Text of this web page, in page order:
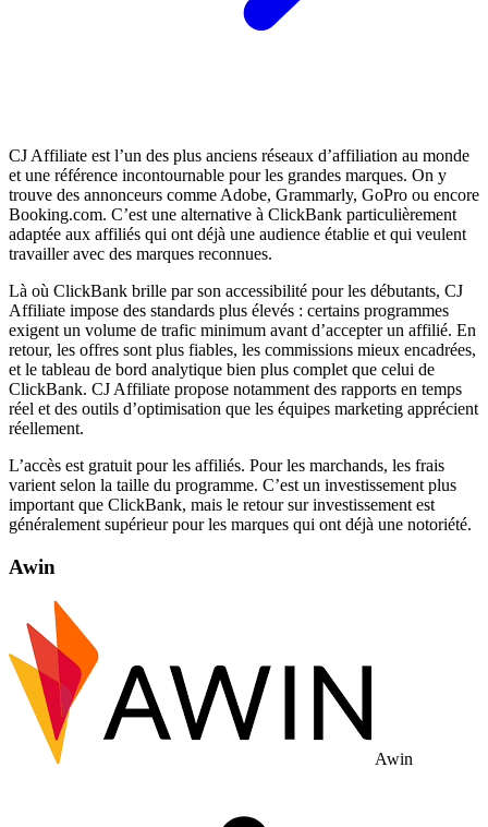
CJ Affiliate est l’un des plus anciens réseaux d’affiliation au monde
et une référence incontournable pour les grandes marques. On y
trouve des annonceurs comme Adobe, Grammarly, GoPro ou encore
Booking.com. C’est une alternative à ClickBank particulièrement
adaptée aux affiliés qui ont déjà une audience établie et qui veulent
travailler avec des marques reconnues.
Là où ClickBank brille par son accessibilité pour les débutants, CJ
Affiliate impose des standards plus élevés : certains programmes
exigent un volume de trafic minimum avant d’accepter un affilié. En
retour, les offres sont plus fiables, les commissions mieux encadrées,
et le tableau de bord analytique bien plus complet que celui de
ClickBank. CJ Affiliate propose notamment des rapports en temps
réel et des outils d’optimisation que les équipes marketing apprécient
réellement.
L’accès est gratuit pour les affiliés. Pour les marchands, les frais
varient selon la taille du programme. C’est un investissement plus
important que ClickBank, mais le retour sur investissement est
généralement supérieur pour les marques qui ont déjà une notoriété.
Awin
Awin